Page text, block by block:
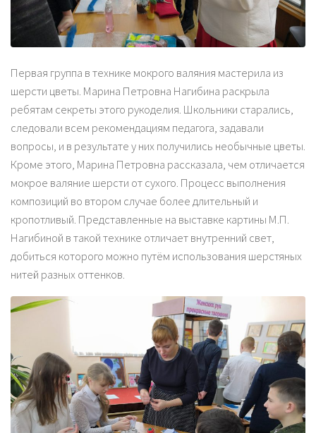
Первая группа в технике мокрого валяния мастерила из
шерсти цветы. Марина Петровна Нагибина раскрыла
ребятам секреты этого рукоделия. Школьники старались,
следовали всем рекомендациям педагога, задавали
вопросы, и в результате у них получились необычные цветы.
Кроме этого, Марина Петровна рассказала, чем отличается
мокрое валяние шерсти от сухого. Процесс выполнения
композиций во втором случае более длительный и
кропотливый. Представленные на выставке картины М.П.
Нагибиной в такой технике отличает внутренний свет,
добиться которого можно путём использования шерстяных
нитей разных оттенков.